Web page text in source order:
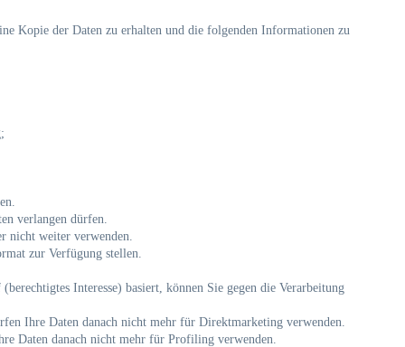
Kopie der Daten zu erhalten und die folgenden Informationen zu
verlangen dürfen.
nicht weiter verwenden.
zur Verfügung stellen.
Interesse) basiert, können Sie gegen die Verarbeitung
Ihre Daten danach nicht mehr für Direktmarketing verwenden.
Daten danach nicht mehr für Profiling verwenden.